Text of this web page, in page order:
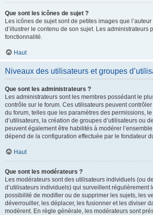
Que sont les icônes de sujet ?
Les icônes de sujet sont de petites images que
d’illustrer le contenu de son sujet. Les administrateurs
fonctionnalité.
Haut
Niveaux des utilisateurs et groupes
Que sont les administrateurs ?
Les administrateurs sont les membres possédant le
contrôle sur le forum. Ces utilisateurs peuvent
du forum, telles que les paramètres des permissions,
d’utilisateurs, la création de groupes d’utilisateurs ou
peuvent également être habilités à modérer
dépend de la configuration effectuée par le fondateur
Haut
Que sont les modérateurs ?
Les modérateurs sont des utilisateurs individuels (ou
d’utilisateurs individuels) qui surveillent régulièrement
possibilité de modifier ou de supprimer les sujets, les
déverrouiller, les déplacer, les fusionner et les diviser
modèrent. En règle générale, les modérateurs sont